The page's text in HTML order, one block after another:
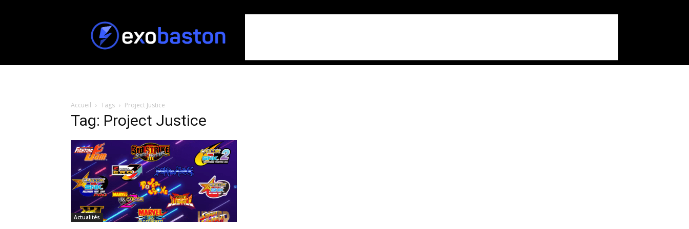
Accueil Tags Project Justice
Tag: Project Justice
Actualités